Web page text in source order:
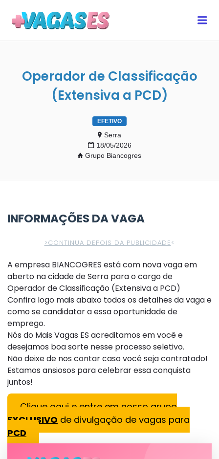
Operador de Classificação
(Extensiva a PCD)
EFETIVO
Serra
18/05/2026
Grupo Biancogres
INFORMAÇÕES DA VAGA
>CONTINUA DEPOIS DA PUBLICIDADE<
A empresa BIANCOGRES está com nova vaga em
aberto na cidade de Serra para o cargo de
Operador de Classificação (Extensiva a PCD)
Confira logo mais abaixo todos os detalhes da vaga e
como se candidatar a essa oportunidade de
emprego.
Nós do Mais Vagas ES acreditamos em você e
desejamos boa sorte nesse processo seletivo.
Não deixe de nos contar caso você seja contratado!
Estamos ansiosos para celebrar essa conquista
juntos!
Clique aqui e entre em nosso grupo
EXCLUSIVO de divulgação de vagas para
PCD